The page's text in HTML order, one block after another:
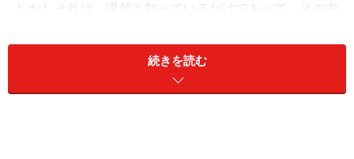
しかしそれは、漠然と知っているだけであって、その中
す。そのため、余分な恐怖感や誤解を生み、混乱を招い
てしまいやすいのです。「破産だけはしたくはない…」
「借りたお金は何としてでも返したい…」。とても分か
続きを読む